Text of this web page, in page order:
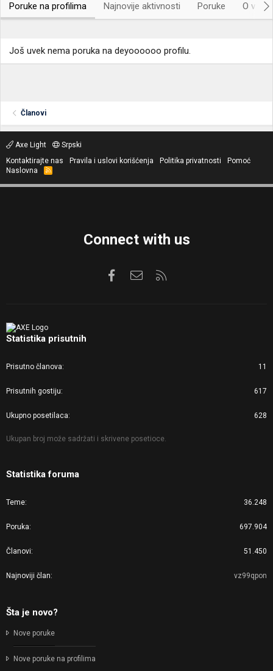
Poruke na profilima Najnovije aktivnosti Poruke O
Još uvek nema poruka na deyoooooo profilu.
Članovi
Axe Light
Srpski
Kontaktirajte nas
Pravila i uslovi korišćenja Politika privatnosti
Pomoć
Naslovna
R
S
Connect with us
FacebookKontaktirajte nas
Statistika prisutnih
Prisutno članova 11
Prisutnih gostiju 617
Ukupno posetilaca 628
Ukupan broj može sadržati i skrivene posetioce.
Statistika foruma
Teme 36.248
Poruka 697.904
Članovi 51.450
Najnoviji član vz99qpon
Šta je novo?
Nove poruke
Nove poruke na profilima